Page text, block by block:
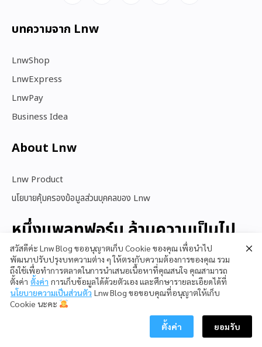
บทความจาก Lnw
LnwShop
LnwExpress
LnwPay
Business Idea
About Lnw​
Lnw Product
นโยบายคุ้มครองข้อมูลส่วนบุคคลของ Lnw
หนึ่งแพลทฟอร์ม ล้านความเป็นไป
ได้
สนใจใช้ LnwShop
สวัสดีค่ะ Lnw Blog ขออนุญาตเก็บ Cookie ของคุณ เพื่อนำไป
พัฒนาปรับปรุงบทความต่าง ๆ ให้ตรงกับความต้องการของคุณ รวม
ถึงใช้เพื่อทำการตลาดในการนำเสนอเนื้อหาที่คุณสนใจ คุณสามารถ
ตั้งค่า ตั้งค่า การเก็บข้อมูลได้ด้วยตัวเอง และศึกษารายละเอียดได้ที่
นโยบายความเป็นส่วนตัว Lnw Blog ขอขอบคุณที่อนุญาตให้เก็บ
Cookie นะคะ
ตั้งค่า ยอมรับ